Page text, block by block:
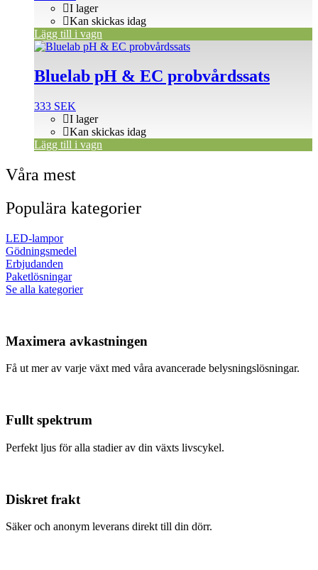
I lager
Kan skickas idag
Lägg till i vagn
Bluelab pH & EC probvårdssats
333 SEK
I lager
Kan skickas idag
Lägg till i vagn
Våra mest
Populära kategorier
LED-lampor
Gödningsmedel
Erbjudanden
Paketlösningar
Se alla kategorier
Maximera avkastningen
Få ut mer av varje växt med våra avancerade belysningslösningar.
Fullt spektrum
Perfekt ljus för alla stadier av din växts livscykel.
Diskret frakt
Säker och anonym leverans direkt till din dörr.